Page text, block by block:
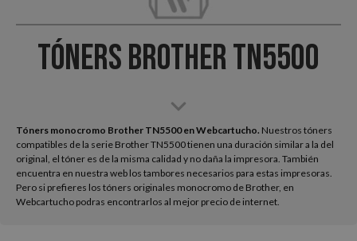
Tóners Brother TN5500
Tóners monocromo Brother TN5500 en Webcartucho. Nuestros tóners
compatibles de la serie Brother TN5500 tienen una duración similar a la del
original, el tóner es de la misma calidad y no daña la impresora. También
encuentra en nuestra web los tambores necesarios para estas impresoras.
Pero si prefieres los tóners originales monocromo de Brother, en
Webcartucho podras encontrarlos al mejor precio de internet.